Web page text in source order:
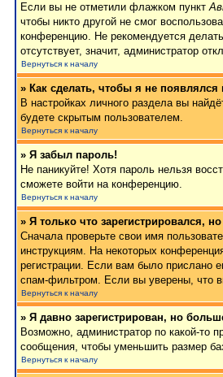
Если вы не отметили флажком пункт
чтобы никто другой не смог
конференцию. Не рекомендуется
отсутствует, значит, администратор
Вернуться к началу
» Как сделать, чтобы я не появлялся
В настройках личного раздела вы
будете скрытым пользователем.
Вернуться к началу
» Я забыл пароль!
Не паникуйте! Хотя пароль нельзя
сможете войти на конференцию.
Вернуться к началу
» Я только что зарегистрировался,
Сначала проверьте свои имя
инструкциям. На некоторых
регистрации. Если вам было прислано
спам-фильтром. Если вы уверены, что
Вернуться к началу
» Я давно зарегистрирован, но
Возможно, администратор по какой-то
сообщения, чтобы уменьшить размер
Вернуться к началу